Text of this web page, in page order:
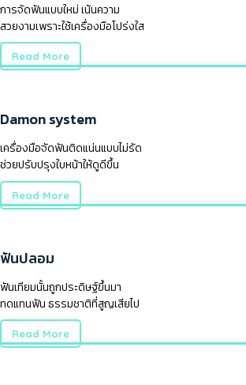
การจัดฟันแบบใหม่ เน้นความ
สวยงามเพราะใช้เครื่องมือโปร่งใส
Read More
Damon system
เครื่องมือจัดฟันติดแน่นแบบไม่รัด
ช่วยปรับปรุงใบหน้าให้ดูดีขึ้น
Read More
ฟันปลอม
ฟันเทียมนั้นถูกประดิษฐ์ขึ้นมา
ทดแทนฟัน ธรรมชาติที่สูญเสียไป
Read More